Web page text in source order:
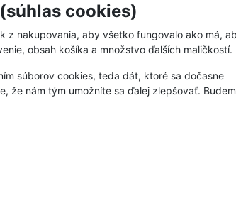
cookies)
z nakupovania, aby všetko fungovalo ako má,
obsah košíka a množstvo ďalších maličkostí.
súborov cookies, teda dát, ktoré sa dočasne
že nám tým umožníte sa ďalej zlepšovať.
Pre zákazníkov
Ako nakupovať
Spôsoby platby a doručenia
Obchodné podmienky